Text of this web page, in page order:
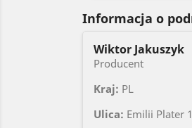
Informacja o
Wiktor Jakuszyk
Producent
Kraj: PL
Ulica: Emilii Plater